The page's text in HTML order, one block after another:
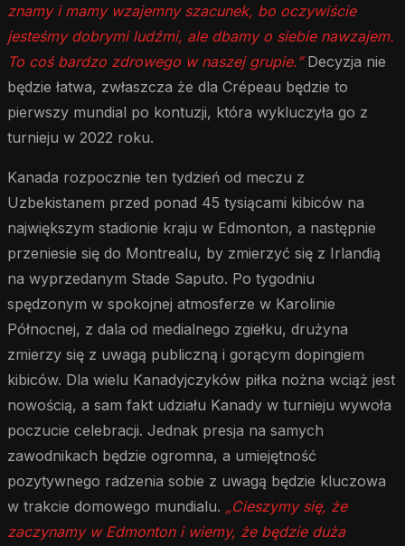
znamy i mamy wzajemny szacunek, bo oczywiście
jesteśmy dobrymi ludźmi, ale dbamy o siebie nawzajem.
To coś bardzo zdrowego w naszej grupie.”Decyzja nie
będzie łatwa, zwłaszcza że dla Crépeau będzie to
pierwszy mundial po kontuzji, która wykluczyła go z
turnieju w 2022 roku.
Kanada rozpocznie ten tydzień od meczu z
Uzbekistanem przed ponad 45 tysiącami kibiców na
największym stadionie kraju w Edmonton, a następnie
przeniesie się do Montrealu, by zmierzyć się z Irlandią
na wyprzedanym Stade Saputo. Po tygodniu
spędzonym w spokojnej atmosferze w Karolinie
Północnej, z dala od medialnego zgiełku, drużyna
zmierzy się z uwagą publiczną i gorącym dopingiem
kibiców. Dla wielu Kanadyjczyków piłka nożna wciąż jest
nowością, a sam fakt udziału Kanady w turnieju wywoła
poczucie celebracji. Jednak presja na samych
zawodnikach będzie ogromna, a umiejętność
pozytywnego radzenia sobie z uwagą będzie kluczowa
w trakcie domowego mundialu. „Cieszymy się, że
zaczynamy w Edmonton i wiemy, że będzie duża